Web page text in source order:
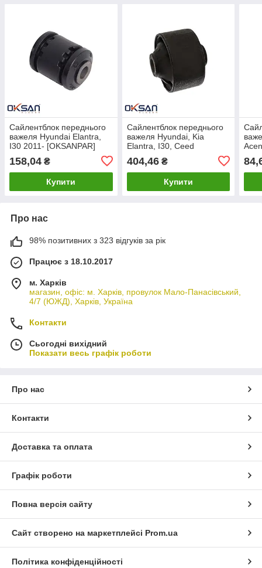
Сайлентблок переднього
важеля Hyundai Elantra,
I30 2011- [OKSANPAR]
158,04 ₴
Купити
Сайлентблок переднього
важеля Hyundai, Kia
Elantra, I30, Ceed
[OKSANPAR] 54584-2H000
404,46₴
Купити
Про нас
98% позитивних з 323 відгуків за рік
Працює з 18.10.2017
м. Харків
магазин, офіс: м. Харків, провулок Мало-Панасівський,
4/7 (ЮЖД), Харків, Україна
Контакти
Сьогодні вихідний
Показати весь графік роботи
Про нас
Контакти
Доставка та оплата
Графік роботи
Повна версія сайту
Сайт створено на маркетплейсі Prom.ua
Політика конфіденційності